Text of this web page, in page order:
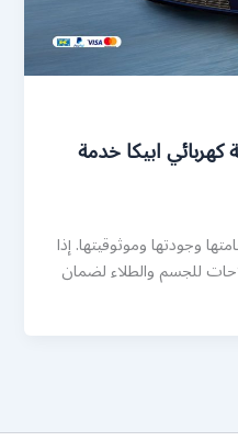
99007366 ورشة كهربائي ابيكا خدمة
وجودتها وموثوقيتها. إذا
للجسم والطلاء لضمان